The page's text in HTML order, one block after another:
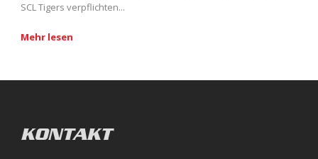
SCL Tigers verpflichten...
Mehr lesen
KONTAKT